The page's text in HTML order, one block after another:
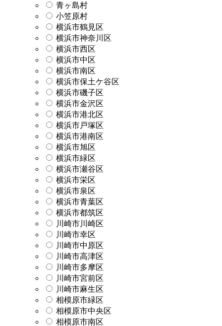
青ヶ島村
小笠原村
横浜市鶴見区
横浜市神奈川区
横浜市西区
横浜市中区
横浜市南区
横浜市保土ケ谷区
横浜市磯子区
横浜市金沢区
横浜市港北区
横浜市戸塚区
横浜市港南区
横浜市旭区
横浜市緑区
横浜市瀬谷区
横浜市栄区
横浜市泉区
横浜市青葉区
横浜市都筑区
川崎市川崎区
川崎市幸区
川崎市中原区
川崎市高津区
川崎市多摩区
川崎市宮前区
川崎市麻生区
相模原市緑区
相模原市中央区
相模原市南区